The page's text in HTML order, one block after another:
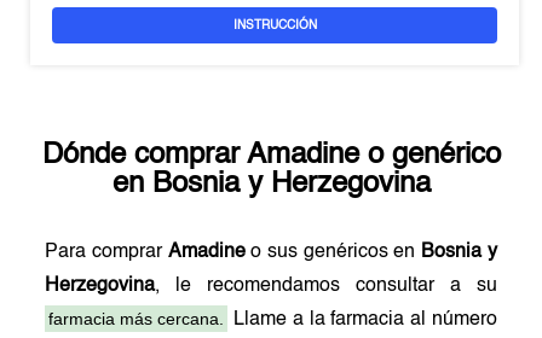
INSTRUCCIÓN
Dónde comprar Amadineo genérico
en Bosnia y Herzegovina
Para comprar Amadineo sus genéricos en Bosnia y
Herzegovina, le recomendamos consultar a su
farmacia más cercana.
Llame a la farmacia al número